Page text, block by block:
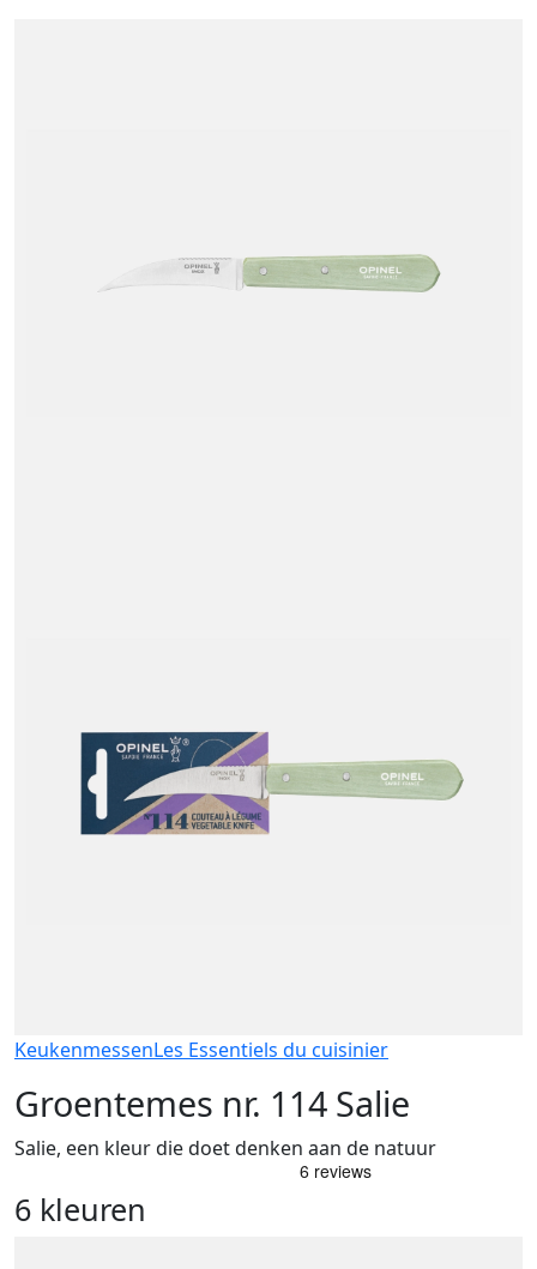
KeukenmessenLes Essentiels du cuisinier
Groentemes nr. 114 Salie
Salie, een kleur die doet denken aan de natuur
6 kleuren